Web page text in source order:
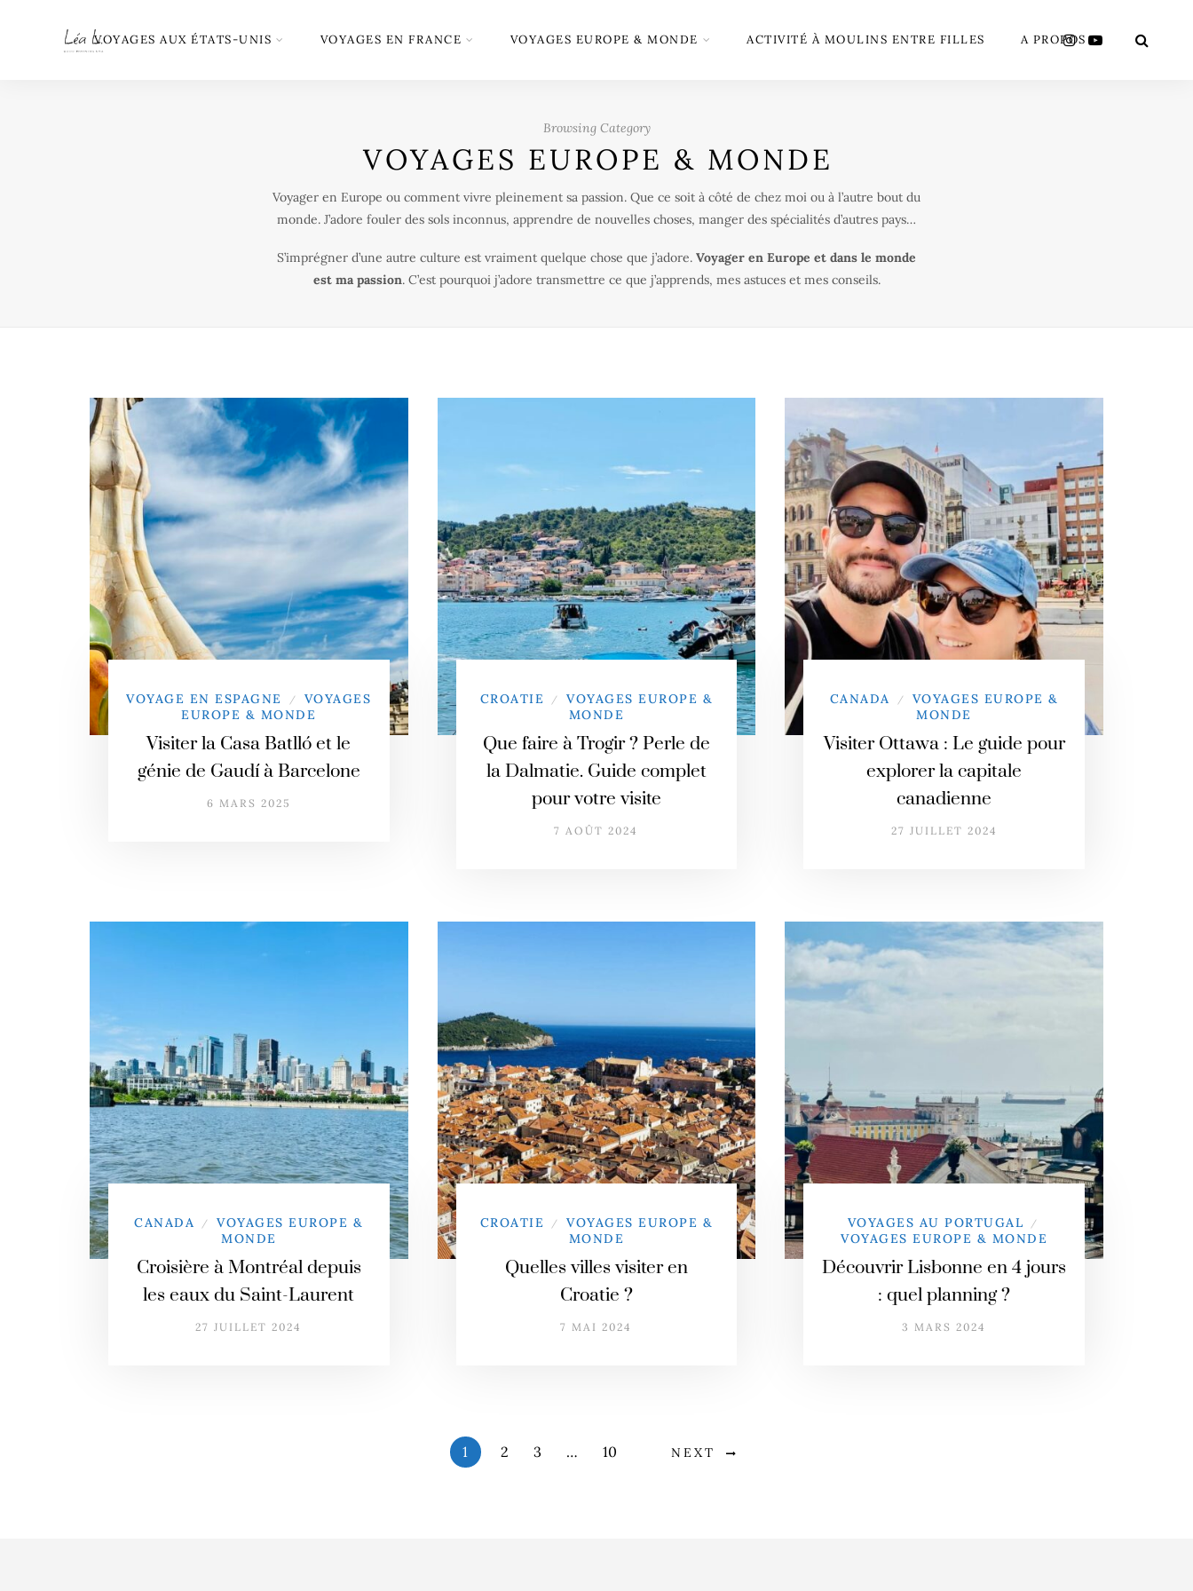
VOYAGES AUX ÉTATS-UNIS VOYAGES EN FRANCE VOYAGES EUROPE & MONDE ACTIVITÉ À MOULINS ENTRE FILLES A PROPOS
Browsing Category
VOYAGES EUROPE & MONDE
Voyager en Europe ou comment vivre pleinement sa passion. Que ce soit à côté de chez moi ou à l’autre bout du
monde. J’adore fouler des sols inconnus, apprendre de nouvelles choses, manger des spécialités d’autres pays…
S’imprégner d’une autre culture est vraiment quelque chose que j’adore. Voyager en Europe et dans le monde
est ma passion. C’est pourquoi j’adore transmettre ce que j’apprends, mes astuces et mes conseils.
VOYAGE EN ESPAGNE /
VOYAGES
EUROPE & MONDE
Visiter la Casa Batlló et le
génie de Gaudí à Barcelone
6 MARS 2025
CROATIE /
VOYAGES EUROPE &
MONDE
Que faire à Trogir ? Perle de
la Dalmatie. Guide complet
pour votre visite
7 AOÛT 2024
CANADA /
VOYAGES EUROPE &
MONDE
Visiter Ottawa : Le guide pour
explorer la capitale
canadienne
27 JUILLET 2024
CANADA /
VOYAGES EUROPE &
MONDE
Croisière à Montréal depuis
les eaux du Saint-Laurent
27 JUILLET 2024
CROATIE /
VOYAGES EUROPE &
MONDE
Quelles villes visiter en
Croatie ?
7 MAI 2024
VOYAGES AU PORTUGAL /
VOYAGES EUROPE & MONDE
Découvrir Lisbonne en 4 jours
: quel planning ?
3 MARS 2024
1 2 3 … 10 NEXT